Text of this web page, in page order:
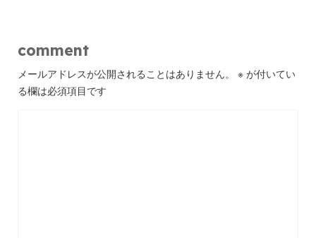
comment
メールアドレスが公開されることはありません。 ※ が付いてい
る欄は必須項目です